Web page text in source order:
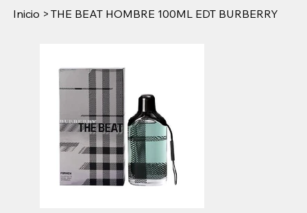
Inicio > THE BEAT HOMBRE 100ML EDT BURBERRY